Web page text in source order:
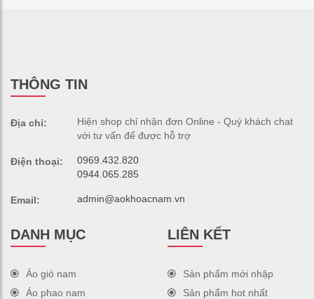
THÔNG TIN
Địa chỉ:
Hiện shop chỉ nhận đơn Online - Quý khách chat
với tư vấn để được hỗ trợ
Điện thoại:
0969.432.820
0944.065.285
Email: admin@aokhoacnam.vn
DANH MỤC
Áo gió nam
Áo phao nam
LIÊN KẾT
Sản phẩm mới nhập
Sản phẩm hot nhất